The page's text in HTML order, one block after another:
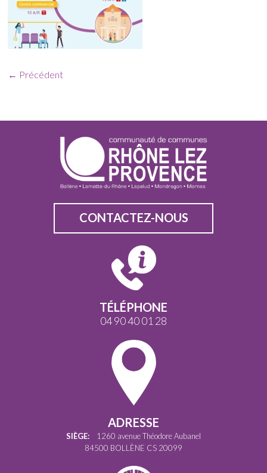
← Précédent
CONTACTEZ-NOUS
TÉLÉPHONE
04 90 40 01 28
ADRESSE
SIÈGE: 1260 avenue Théodore Aubanel
84500 BOLLÈNE CS 20099